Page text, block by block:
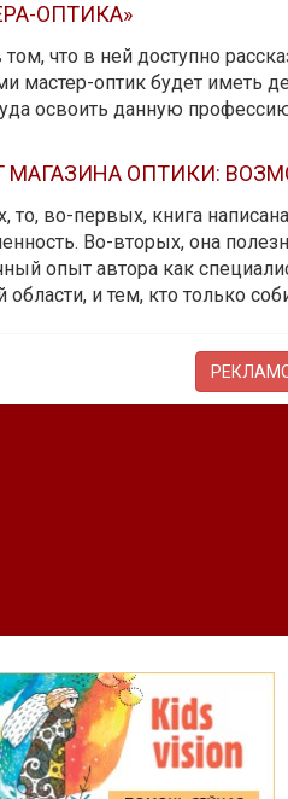
ОПТИКА»
что в ней доступно
оптик будет иметь
освоить данную
МАГАЗИНА ОПТИКИ:
то, во-первых, книга
Во-вторых, она
опыт автора как
и тем, кто только